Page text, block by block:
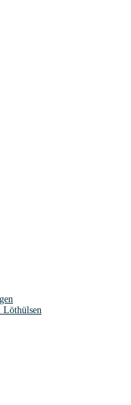
Löthülsen